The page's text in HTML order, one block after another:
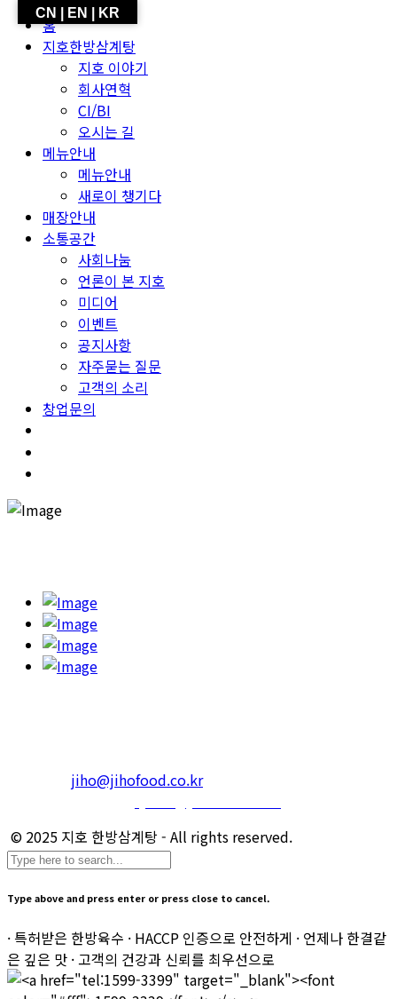
홈
지호한방삼계탕
지호 이야기
회사연혁
CI/BI
오시는 길
메뉴안내
메뉴안내
새로이 챙기다
매장안내
소통공간
사회나눔
언론이 본 지호
미디어
이벤트
공지사항
자주묻는 질문
고객의 소리
창업문의
jiho@jihofood.co.kr
© 2025 지호 한방삼계탕 - All rights reserved.
Type above and press enter or press close to cancel.
· 특허받은 한방육수 · HACCP 인증으로 안전하게 · 언제나 한결같
은 깊은 맛 · 고객의 건강과 신뢰를 최우선으로
CN | EN | KR